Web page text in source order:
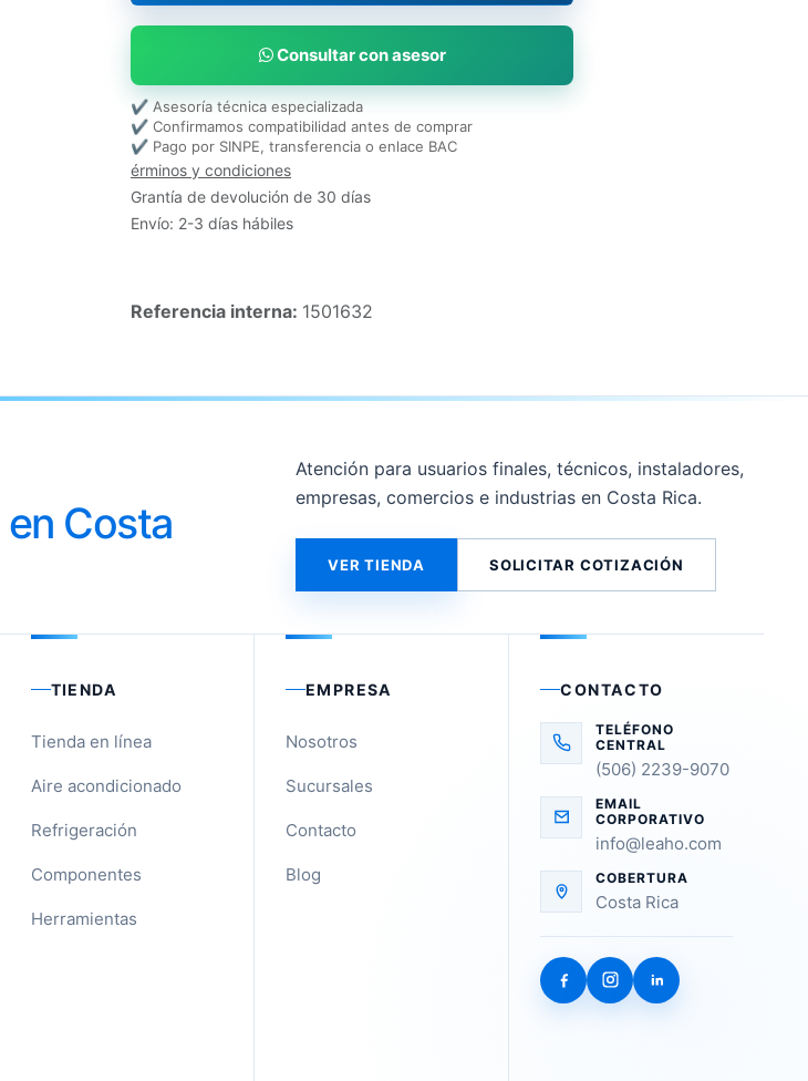
Consultar con asesor
✔ Asesoría técnica especializada
✔ Confirmamos compatibilidad antes de comprar
✔ Pago por SINPE, transferencia o enlace BAC
érminos y condiciones
Grantía de devolución de 30 días
Envío: 2-3 días hábiles
Referencia interna: 1501632
en Costa
Atención para usuarios finales, técnicos, instaladores,
empresas, comercios e industrias en Costa Rica.
VER TIENDA SOLICITAR COTIZACIÓN
TIENDA
Tienda en línea
Aire acondicionado
Refrigeración
Componentes
Herramientas
EMPRESA
Nosotros
Sucursales
Contacto
Blog
CONTACTO
TELÉFONO
CENTRAL
(506) 2239-9070
EMAIL
CORPORATIVO
info@leaho.com
COBERTURA
Costa Rica